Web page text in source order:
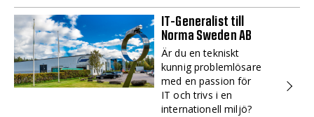
IT-Generalist till
Norma Sweden AB
Är du en tekniskt
kunnig problemlösare
med en passion för
IT och trivs i en
internationell miljö?